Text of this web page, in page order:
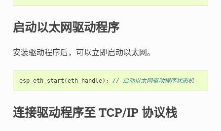
启动以太网驱动程序
安装驱动程序后，可以立即启动以太网。
esp_eth_start (eth_handle); // 启动以太网驱动程序状态机
连接驱动程序至 TCP/IP 协议栈